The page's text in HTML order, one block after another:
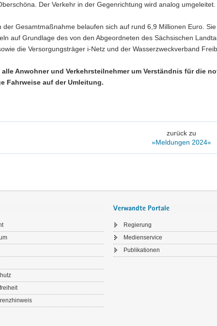
Der Verkehr in der Gegenrichtung wird analog umgeleitet.
der Gesamtmaßnahme belaufen sich auf rund 6,9 Millionen Euro.
auf Grundlage des von den Abgeordneten des Sächsischen
die Versorgungsträger i-Netz und der Wasserzweckverband
Anwohner und Verkehrsteilnehmer um Verständnis für die
Fahrweise auf der Umleitung.
zurück zu
»Meldungen 2024«
Verwandte Portale
Regierung
Medienservice
Publikationen